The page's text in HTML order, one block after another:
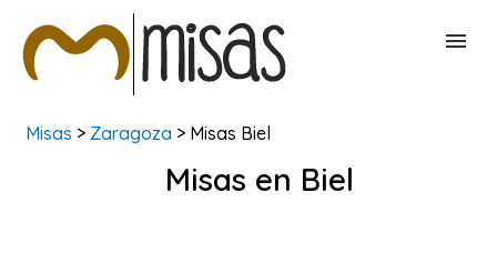
BUSCAR MISAS
Misas > Zaragoza > Misas Biel
Misas en Biel